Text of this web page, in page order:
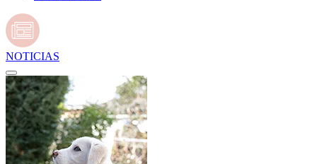
NOTICIAS